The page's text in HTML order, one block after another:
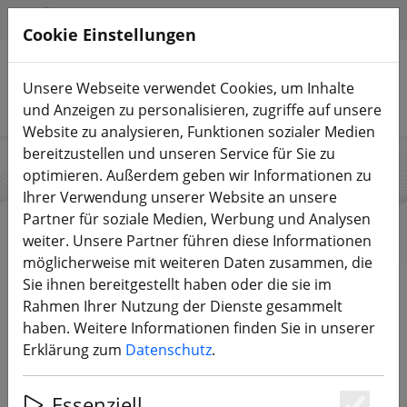
Produkte suchen
HQProp
Start Marken HQProp
Alle Produkte von HQProp
Cookie Einstellungen
Unsere Webseite verwendet Cookies, um Inhalte
und Anzeigen zu personalisieren, zugriffe auf unsere
Website zu analysieren, Funktionen sozialer Medien
bereitzustellen und unseren Service für Sie zu
optimieren. Außerdem geben wir Informationen zu
Ihrer Verwendung unserer Website an unsere
Partner für soziale Medien, Werbung und Analysen
weiter. Unsere Partner führen diese Informationen
möglicherweise mit weiteren Daten zusammen, die
Sie ihnen bereitgestellt haben oder die sie im
Rahmen Ihrer Nutzung der Dienste gesammelt
haben. Weitere Informationen finden Sie in unserer
Erklärung zum Datenschutz.